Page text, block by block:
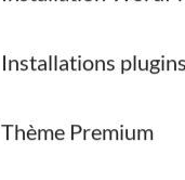
Installations
Thème Premium